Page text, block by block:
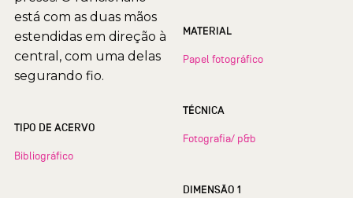
está com as duas mãos
estendidas em direção à
central, com uma delas
segurando fio.
TIPO DE ACERVO
Bibliográfico
MATERIAL
Papel fotográfico
TÉCNICA
Fotografia/ p&b
DIMENSÃO 1